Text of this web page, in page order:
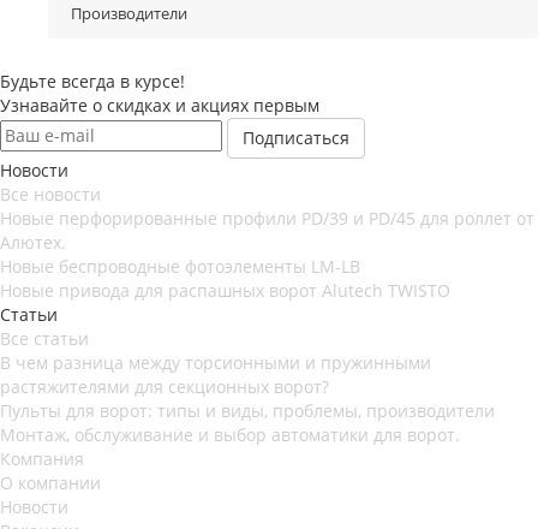
Производители
Будьте всегда в курсе!
Узнавайте о скидках и акциях первым
Новости
Все новости
Новые перфорированные профили PD/39 и PD/45 для роллет от
Алютех.
Новые беспроводные фотоэлементы LM-LB
Новые привода для распашных ворот Alutech TWISTO
Статьи
Все статьи
В чем разница между торсионными и пружинными
растяжителями для секционных ворот?
Пульты для ворот: типы и виды, проблемы, производители
Монтаж, обслуживание и выбор автоматики для ворот.
Компания
О компании
Новости